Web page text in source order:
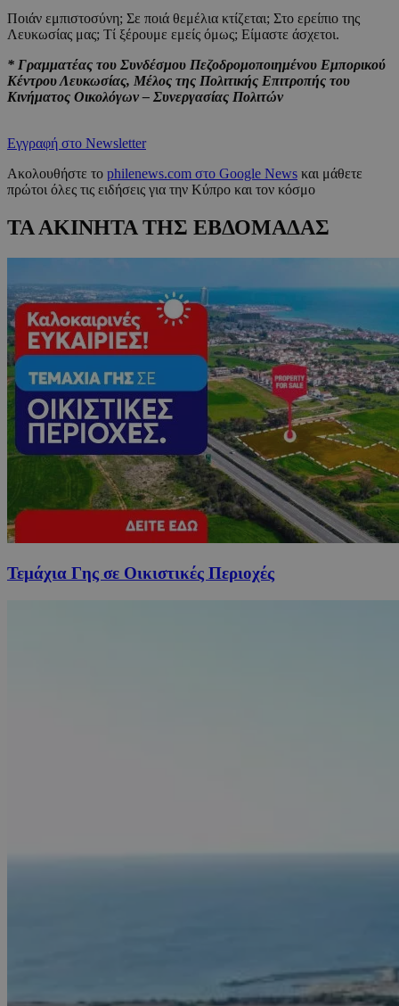
Ποιάν εμπιστοσύνη; Σε ποιά θεμέλια κτίζεται; Στο ερείπιο της
Λευκωσίας μας; Τί ξέρουμε εμείς όμως; Είμαστε άσχετοι.
* Γραμματέας του Συνδέσμου Πεζοδρομοποιημένου Εμπορικού
Κέντρου Λευκωσίας, Μέλος της Πολιτικής Επιτροπής του
Κινήματος Οικολόγων – Συνεργασίας Πολιτών
Εγγραφή στο Newsletter
Ακολουθήστε το philenews.com στο Google News και μάθετε
πρώτοι όλες τις ειδήσεις για την Κύπρο και τον κόσμο
ΤΑ ΑΚΙΝΗΤΑ ΤΗΣ ΕΒΔΟΜΑΔΑΣ
Τεμάχια Γης σε Οικιστικές Περιοχές